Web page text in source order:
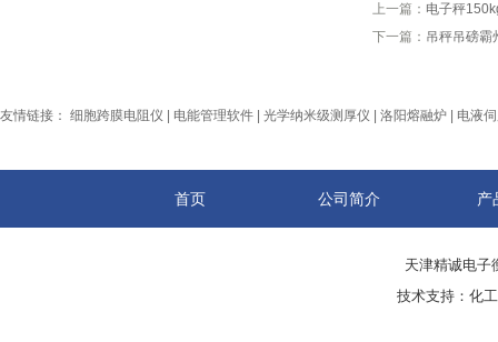
上一篇： 电子秤
下一篇： 吊秤吊磅霸
友情链接： 细胞跨膜电阻仪 电能管理软件 光学纳米级测厚仪 洛阳熔融炉 电液
首页 公司简介 产
天津精诚电
技术支持： 化